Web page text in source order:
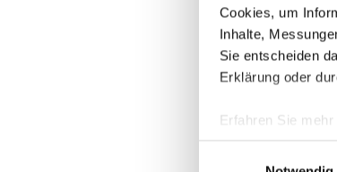
Cookies, um
Inhalte,
Sie entscheiden
Erklärung oder
Erfahren Sie
Einzelheitenfest.